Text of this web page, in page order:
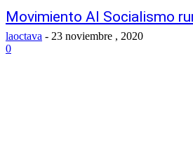
Movimiento Al Socialismo
laoctava - 23 noviembre , 2020
0